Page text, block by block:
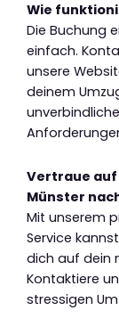
Wie
Die Buchung
einfach.
unsere
deinem
Vertraue auf
Münster
Mit unserem
Service
dich auf dein
Kontaktiere
stressigen